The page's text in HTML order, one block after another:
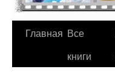
Перейти
Главная Все
книги